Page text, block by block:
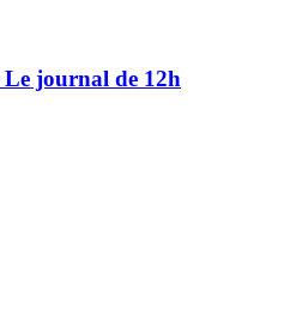
journal de 12h